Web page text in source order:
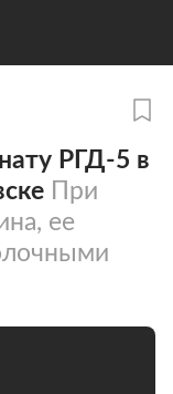
РГД-5 в
При
ее